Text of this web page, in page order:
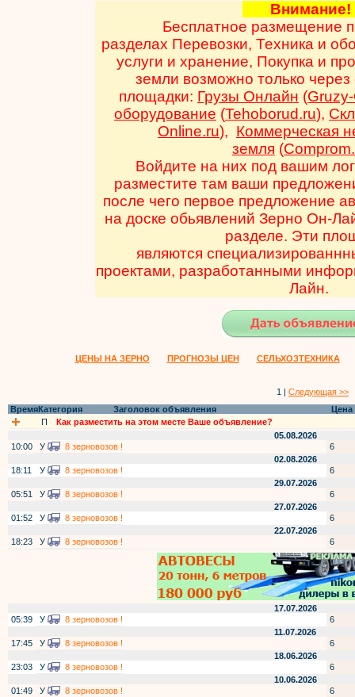
Бесплатное размещение
разделах Перевозки, Техника и
услуги и хранение, Покупка и
земли возможно только
площадки: Грузы Онлайн (
оборудование (Tehoborud.ru),
Online.ru), Коммерческая
земля (
Войдите на них под вашим
разместите там ваши
после чего первое предложение
на доске обьявлений Зерно Он-
разделе. Эти
являются
проектами, разработанными
Лайн.
ЦЕНЫ НА ЗЕРНО ПРОГНОЗЫ ЦЕН СЕЛЬХОЗТЕХНИКА
1 | Следующая >>
ВремяКатегория Заголовок объявления
Цена
П
Как разместить на этом месте Ваше объявление?
05.08.2026
10:00
У 8 зерновозов !
6
02.08.2026
18:11
У 8 зерновозов !
6
29.07.2026
05:51
У 8 зерновозов !
6
27.07.2026
01:52
У 8 зерновозов !
6
22.07.2026
18:23
У 8 зерновозов ! 6
17.07.2026
05:39
У 8 зерновозов !
6
11.07.2026
17:45
У 8 зерновозов !
6
18.06.2026
23:03
У 8 зерновозов !
6
10.06.2026
01:49
У 8 зерновозов !
6